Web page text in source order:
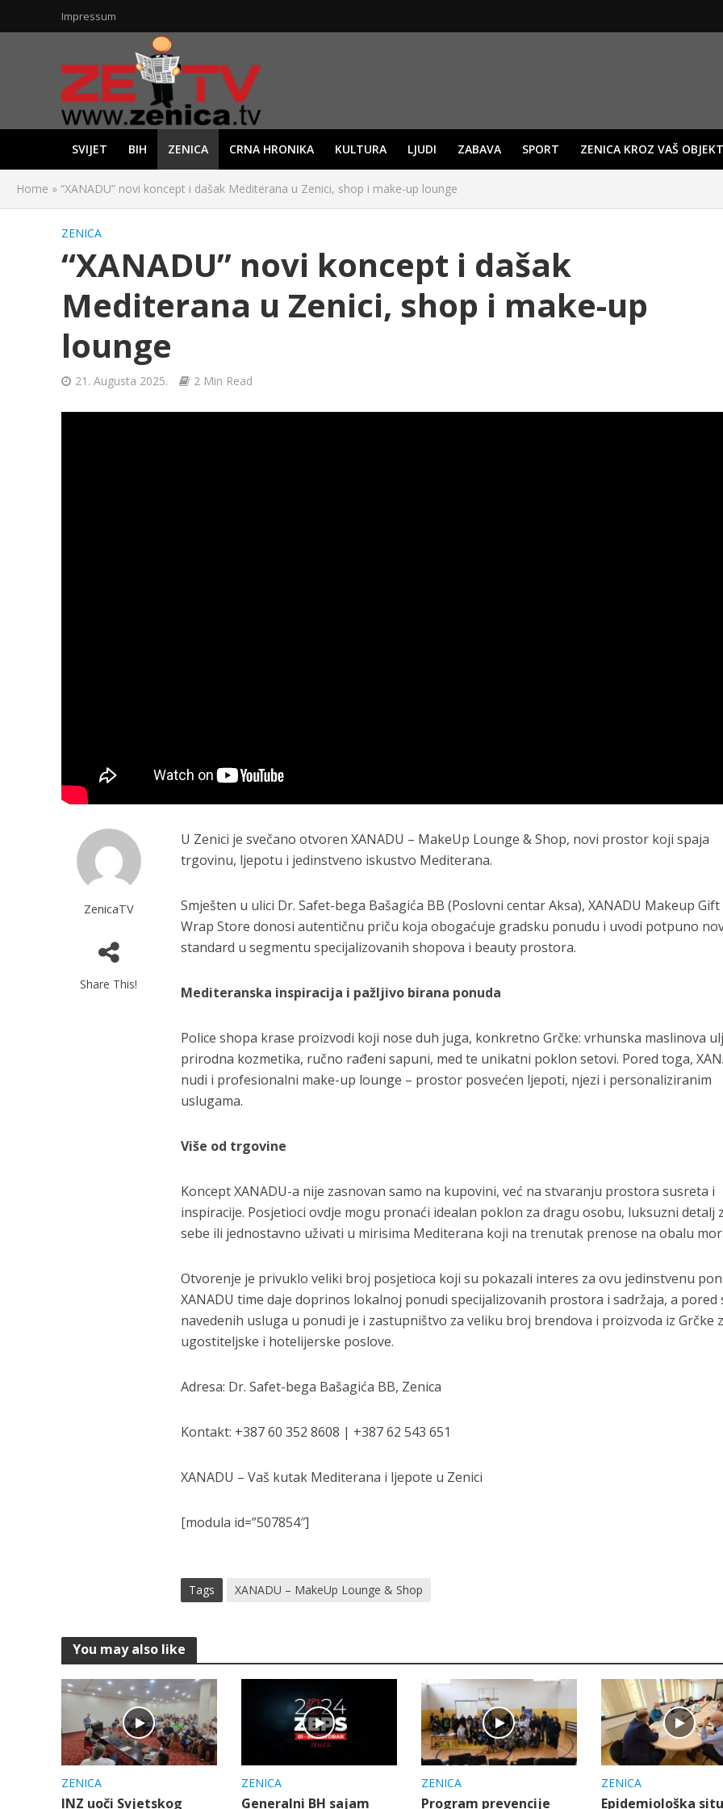
Impressum
SVIJET BIH ZENICA CRNA HRONIKA KULTURA LJUDI ZABAVA SPORT ZENICA KROZ VAŠ
Home » “XANADU” novi koncept i dašak Mediterana u Zenici, shop i make-up lounge
ZENICA
“XANADU” novi koncept i dašak
Mediterana u Zenici, shop i make-up
lounge
21. Augusta 2025. 2 Min Read
ZenicaTV
Share This!
U Zenici je svečano otvoren XANADU – MakeUp Lounge & Shop, novi prostor koji spaja
trgovinu, ljepotu i jedinstveno iskustvo Mediterana.
Smješten u ulici Dr. Safet-bega Bašagića BB (Poslovni centar Aksa), XANADU Makeup Gift
Wrap Store donosi autentičnu priču koja obogaćuje gradsku ponudu i uvodi potpuno
standard u segmentu specijalizovanih shopova i beauty prostora.
Mediteranska inspiracija i pažljivo birana ponuda
Police shopa krase proizvodi koji nose duh juga, konkretno Grčke: vrhunska maslinova
prirodna kozmetika, ručno rađeni sapuni, med te unikatni poklon setovi. Pored toga,
nudi i profesionalni make-up lounge – prostor posvećen ljepoti, njezi i personaliziranim
uslugama.
Više od trgovine
Koncept XANADU-a nije zasnovan samo na kupovini, već na stvaranju prostora susreta i
inspiracije. Posjetioci ovdje mogu pronaći idealan poklon za dragu osobu, luksuzni detalj
sebe ili jednostavno uživati u mirisima Mediterana koji na trenutak prenose na obalu
Otvorenje je privuklo veliki broj posjetioca koji su pokazali interes za ovu jedinstvenu
XANADU time daje doprinos lokalnoj ponudi specijalizovanih prostora i sadržaja, a pored
navedenih usluga u ponudi je i zastupništvo za veliku broj brendova i proizvoda iz Grčke
ugostiteljske i hotelijerske poslove.
Adresa: Dr. Safet-bega Bašagića BB, Zenica
Kontakt: +387 60 352 8608 | +387 62 543 651
XANADU – Vaš kutak Mediterana i ljepote u Zenici
[modula id=”507854″]
Tags XANADU – MakeUp Lounge & Shop
You may also like
ZENICA
INZ uoči Svjetskog
ZENICA
Generalni BH sajam
ZENICA
Program prevencije
ZENICA
Epidemiološka